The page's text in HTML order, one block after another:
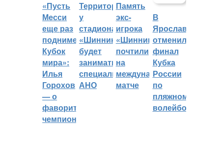
«Пусть
Месси
еще раз
поднимет
Кубок
мира»:
Илья
Горохов
— о
фаворитах
чемпионата
Территорией
у
стадиона
«Шинник»
будет
заниматься
специальное
АНО
Память
экс-
игрока
«Шинника»
почтили
на
международном
матче
В
Ярославле
отменили
финал
Кубка
России
по
пляжному
волейболу